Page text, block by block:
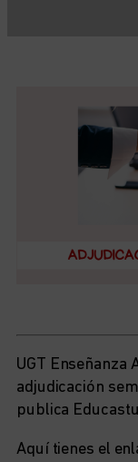
UGT Enseñanza
adjudicación
publica
Aquí tienes el